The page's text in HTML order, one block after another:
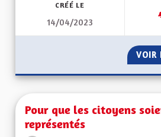
CRÉÉ LE
14/04/2023
VOIR
Pour que les citoyens
représentés